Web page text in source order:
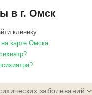
в г. Омск
клинику
на карте Омска
заболеваний